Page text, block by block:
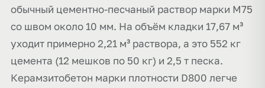
обычный цементно-песчаный раствор марки М75
со швом около 10 мм. На объём кладки 17,67 м³
уходит примерно 2,21 м³ раствора, а это 552 кг
цемента (12 мешков по 50 кг) и 2,5 т песка.
Керамзитобетон марки плотности D800 легче